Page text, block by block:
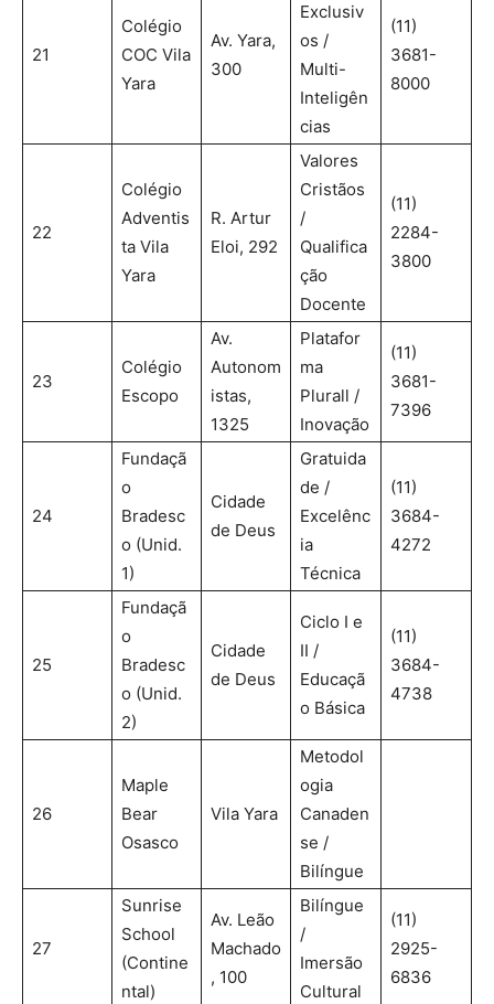
21
Colégio
COC Vila
Yara
Av. Yara,
300
Exclusiv
os /
Multi-
Inteligên
cias
(11)
3681-
8000
22
Colégio
Adventis
ta Vila
Yara
R. Artur
Eloi, 292
Valores
Cristãos
/
Qualifica
ção
Docente
(11)
2284-
3800
23
Colégio
Escopo
Av.
Autonom
istas,
1325
Platafor
ma
Plurall /
Inovação
(11)
3681-
7396
24
Fundaçã
o
Bradesc
o (Unid.
1)
Cidade
de Deus
Gratuida
de /
Excelênc
ia
Técnica
(11)
3684-
4272
25
Fundaçã
o
Bradesc
o (Unid.
2)
Cidade
de Deus
Ciclo I e
II /
Educaçã
o Básica
(11)
3684-
4738
26
Maple
Bear
Osasco
Vila Yara
Metodol
ogia
Canaden
se /
Bilíngue
27
Sunrise
School
(Contine
ntal)
Av. Leão
Machado
, 100
Bilíngue
/
Imersão
Cultural
(11)
2925-
6836